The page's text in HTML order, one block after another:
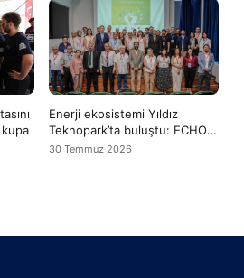
Enerji ekosistemi Yıldız
Teknopark’ta buluştu: ECHO
Türkiye Hub tanıtıldı
30 Temmuz 2026